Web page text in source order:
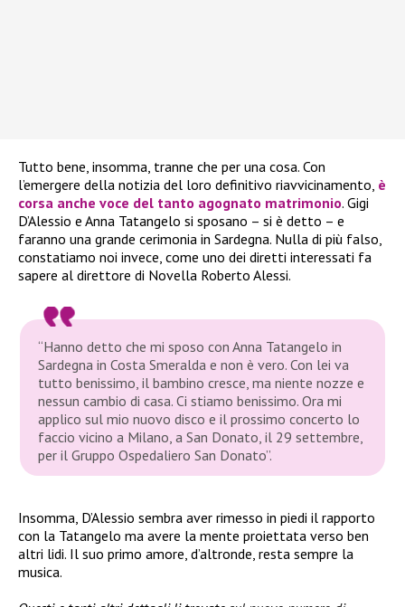
Tutto bene, insomma, tranne che per una cosa. Con
l’emergere della notizia del loro definitivo riavvicinamento, è
corsa anche voce del tanto agognato matrimonio. Gigi
D’Alessio e Anna Tatangelo si sposano – si è detto – e
faranno una grande cerimonia in Sardegna. Nulla di più falso,
constatiamo noi invece, come uno dei diretti interessati fa
sapere al direttore di Novella Roberto Alessi.
“Hanno detto che mi sposo con Anna Tatangelo in
Sardegna in Costa Smeralda e non è vero. Con lei va
tutto benissimo, il bambino cresce, ma niente nozze e
nessun cambio di casa. Ci stiamo benissimo. Ora mi
applico sul mio nuovo disco e il prossimo concerto lo
faccio vicino a Milano, a San Donato, il 29 settembre,
per il Gruppo Ospedaliero San Donato”.
Insomma, D’Alessio sembra aver rimesso in piedi il rapporto
con la Tatangelo ma avere la mente proiettata verso ben
altri lidi. Il suo primo amore, d’altronde, resta sempre la
musica.